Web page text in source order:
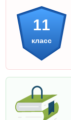
11
класс